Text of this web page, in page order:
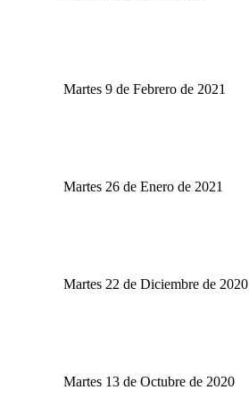
Martes 9 de Febrero de 2021
Martes 26 de Enero de 2021
Martes 22 de Diciembre de 2020
Martes 13 de Octubre de 2020